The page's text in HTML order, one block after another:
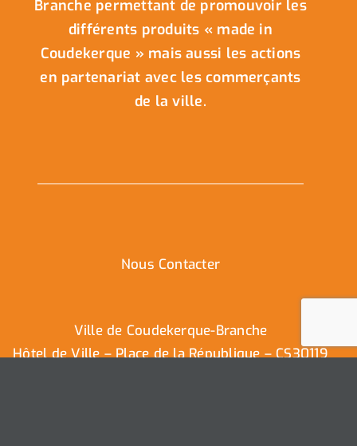
Branche permettant de promouvoir les
différents produits « made in
Coudekerque » mais aussi les actions
en partenariat avec les commerçants
de la ville.
Nous Contacter
Ville de Coudekerque-Branche
Hôtel de Ville – Place de la République – CS30119